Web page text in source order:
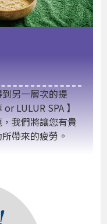
另一層次的提
LULUR SPA 】
我們將讓您有貴
帶來的疲勞。